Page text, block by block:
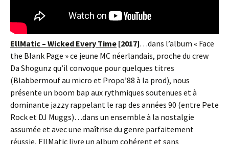
EllMatic – Wicked Every Time [2017]…dans l’album « Face
the Blank Page » ce jeune MC néerlandais, proche du crew
Da Shogunz qu’il convoque pour quelques titres
(Blabbermouf au micro et Propo’88 à la prod), nous
présente un boom bap aux rythmiques soutenues et à
dominante jazzy rappelant le rap des années 90 (entre Pete
Rock et DJ Muggs)…dans un ensemble à la nostalgie
assumée et avec une maîtrise du genre parfaitement
réussie, EllMatic livre un album cohérent et sans